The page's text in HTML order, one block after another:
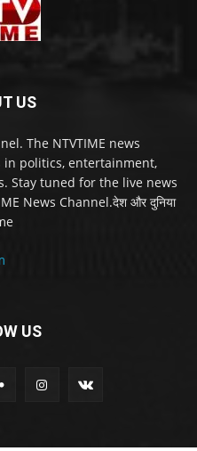
US
The NTVTIME news
in politics, entertainment,
Stay tuned for the live news
News Channel.देश और दुनिया
US